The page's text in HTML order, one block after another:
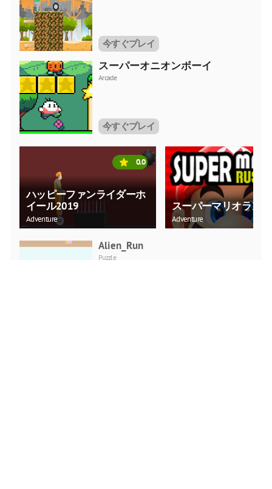
今すぐプレイ
スーパーオニオンボーイ
Arcade
今すぐプレイ
ハッピーファンライダーホ
イール2019
Adventure
0.0
スーパーマリオラン
Adventure
Alien_Run
Puzzle